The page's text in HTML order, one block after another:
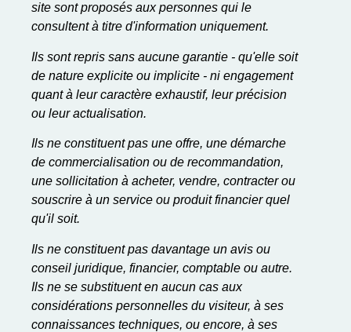
site sont proposés aux personnes qui le
consultent à titre d'information uniquement.
Ils sont repris sans aucune garantie - qu'elle soit
de nature explicite ou implicite - ni engagement
quant à leur caractère exhaustif, leur précision
ou leur actualisation.
Ils ne constituent pas une offre, une démarche
de commercialisation ou de recommandation,
une sollicitation à acheter, vendre, contracter ou
souscrire à un service ou produit financier quel
qu'il soit.
Ils ne constituent pas davantage un avis ou
conseil juridique, financier, comptable ou autre.
Ils ne se substituent en aucun cas aux
considérations personnelles du visiteur, à ses
connaissances techniques, ou encore, à ses